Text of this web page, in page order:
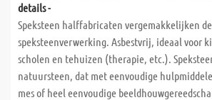
details -
Speksteen halffabricaten vergemakkelijken
speksteenverwerking. Asbestvrij, ideaal voor
scholen en tehuizen (therapie, etc.).
natuursteen, dat met eenvoudige
mes of heel eenvoudige